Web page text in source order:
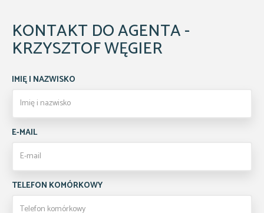
KONTAKT DO AGENTA -
KRZYSZTOF WĘGIER
IMIĘ I NAZWISKO
E-MAIL
TELEFON KOMÓRKOWY